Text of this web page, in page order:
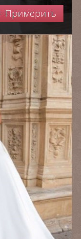
Примерить